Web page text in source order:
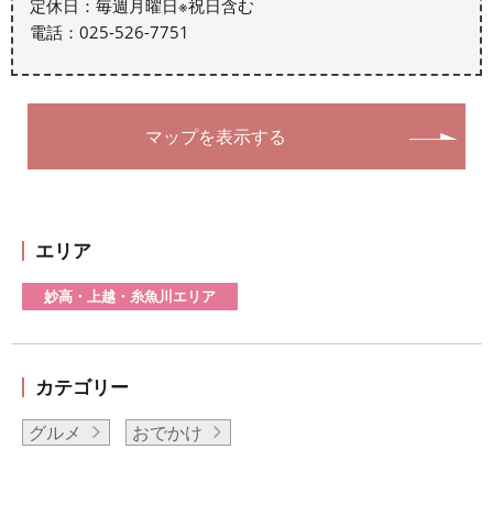
定休日：毎週月曜日※祝日含む
電話：025-526-7751
マップを表示する
エリア
妙高・上越・糸魚川エリア
カテゴリー
グルメ おでかけ